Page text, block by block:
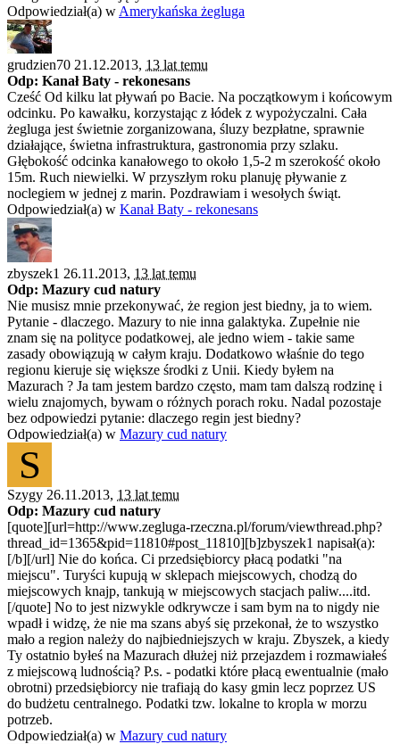
Odpowiedział(a) w Amerykańska żegluga
grudzien70 21.12.2013, 13 lat temu
Odp: Kanał Baty - rekonesans
Cześć Od kilku lat pływań po Bacie. Na początkowym i końcowym
odcinku. Po kawałku, korzystając z łódek z wypożyczalni. Cała
żegluga jest świetnie zorganizowana, śluzy bezpłatne, sprawnie
działające, świetna infrastruktura, gastronomia przy szlaku.
Głębokość odcinka kanałowego to około 1,5-2 m szerokość około
15m. Ruch niewielki. W przyszłym roku planuję pływanie z
noclegiem w jednej z marin. Pozdrawiam i wesołych świąt.
Odpowiedział(a) w Kanał Baty - rekonesans
zbyszek1 26.11.2013, 13 lat temu
Odp: Mazury cud natury
Nie musisz mnie przekonywać, że region jest biedny, ja to wiem.
Pytanie - dlaczego. Mazury to nie inna galaktyka. Zupełnie nie
znam się na polityce podatkowej, ale jedno wiem - takie same
zasady obowiązują w całym kraju. Dodatkowo właśnie do tego
regionu kieruje się większe środki z Unii. Kiedy byłem na
Mazurach ? Ja tam jestem bardzo często, mam tam dalszą rodzinę i
wielu znajomych, bywam o różnych porach roku. Nadal pozostaje
bez odpowiedzi pytanie: dlaczego regin jest biedny?
Odpowiedział(a) w Mazury cud natury
S
Szygy 26.11.2013, 13 lat temu
Odp: Mazury cud natury
[quote][url=http://www.zegluga-rzeczna.pl/forum/viewthread.php?
thread_id=1365&pid=11810#post_11810][b]zbyszek1 napisał(a):
[/b][/url] Nie do końca. Ci przedsiębiorcy płacą podatki "na
miejscu". Turyści kupują w sklepach miejscowych, chodzą do
miejscowych knajp, tankują w miejscowych stacjach paliw....itd.
[/quote] No to jest nizwykle odkrywcze i sam bym na to nigdy nie
wpadł i widzę, że nie ma szans abyś się przekonał, że to wszystko
mało a region należy do najbiedniejszych w kraju. Zbyszek, a kiedy
Ty ostatnio byłeś na Mazurach dłużej niż przejazdem i rozmawiałeś
z miejscową ludnością? P.s. - podatki które płacą ewentualnie (mało
obrotni) przedsiębiorcy nie trafiają do kasy gmin lecz poprzez US
do budżetu centralnego. Podatki tzw. lokalne to kropla w morzu
potrzeb.
Odpowiedział(a) w Mazury cud natury